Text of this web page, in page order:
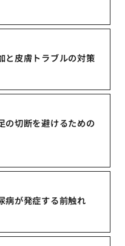
と皮膚トラブルの対策
の切断を避けるための
病が発症する前触れ